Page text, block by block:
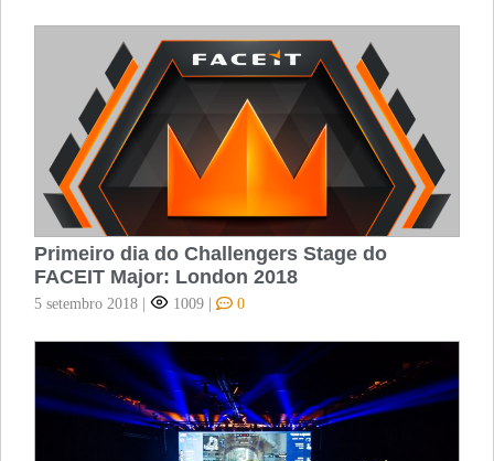
Primeiro dia do Challengers Stage do
FACEIT Major: London 2018
5 setembro 2018 | 1009 | 0